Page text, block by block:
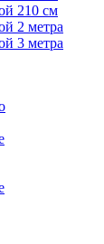
210 см
2 метра
3 метра